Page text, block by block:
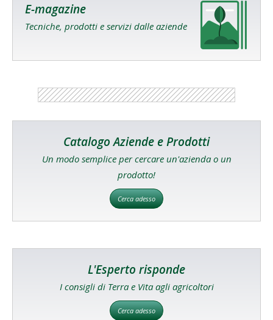
E-magazine
Tecniche, prodotti e servizi dalle aziende
Catalogo Aziende e Prodotti
Un modo semplice per cercare un'azienda o un
prodotto!
Cerca adesso
L'Esperto risponde
I consigli di Terra e Vita agli agricoltori
Cerca adesso